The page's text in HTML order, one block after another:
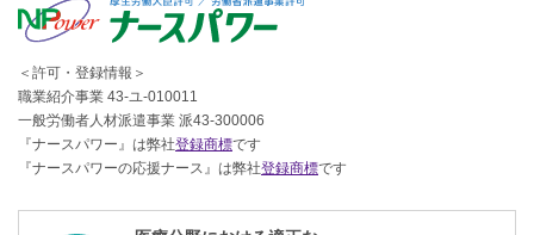
＜許可・登録情報＞
職業紹介事業 43-ユ-010011
一般労働者人材派遣事業 派43-300006
『ナースパワー』は弊社登録商標です
『ナースパワーの応援ナース』は弊社登録商標です